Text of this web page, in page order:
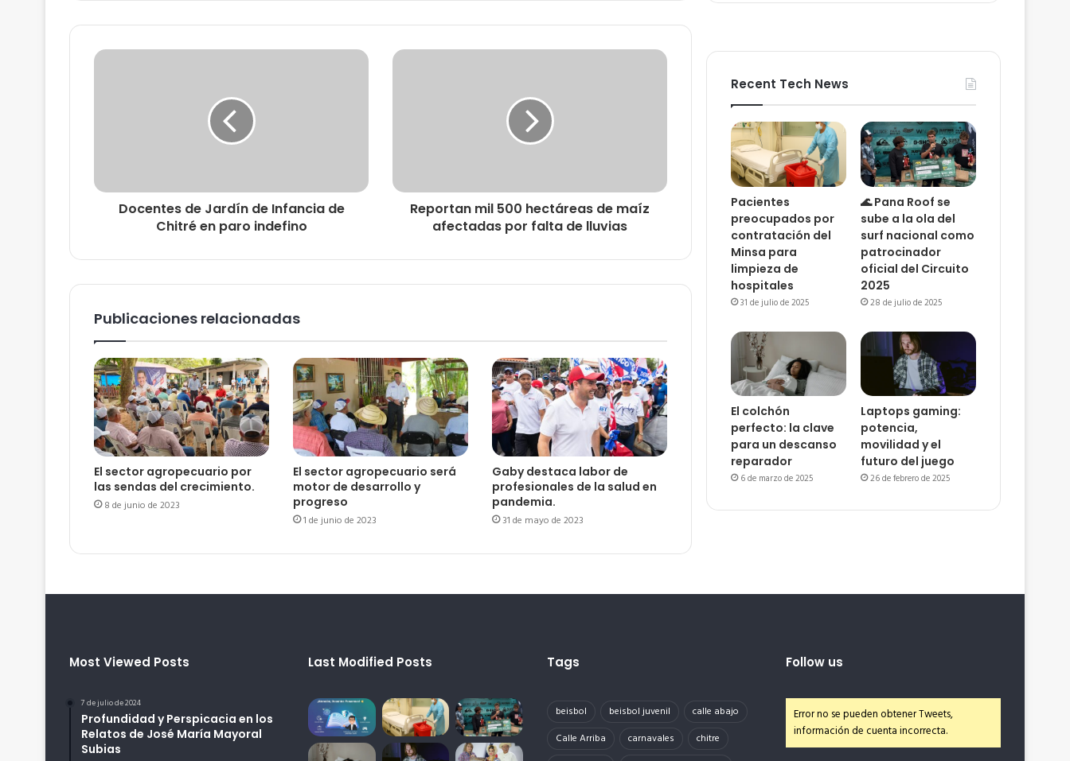
Docentes de Jardín de Infancia de
Chitré en paro indefino
Reportan mil 500 hectáreas de maíz
afectadas por falta de lluvias
Publicaciones relacionadas
El sector agropecuario por
las sendas del crecimiento.
8 de junio de 2023
El sector agropecuario será
motor de desarrollo y
progreso
1 de junio de 2023
Gaby destaca labor de
profesionales de la salud en
pandemia.
31 de mayo de 2023
Recent Tech News
Pacientes
preocupados por
contratación del
Minsa para
limpieza de
hospitales
31 de julio de 2025
🌊 Pana Roof se
sube a la ola del
surf nacional como
patrocinador
oficial del Circuito
2025
28 de julio de 2025
El colchón
perfecto: la clave
para un descanso
reparador
6 de marzo de 2025
Laptops gaming:
potencia,
movilidad y el
futuro del juego
26 de febrero de 2025
Most Viewed Posts
7 de julio de 2024
Profundidad y Perspicacia en los
Relatos de José María Mayoral
Subias
Last Modified Posts Tags
beisbol beisbol juvenil
calle abajo
Calle Arriba
carnavales
chitre
Follow us
Error no se pueden obtener Tweets,
información de cuenta incorrecta.